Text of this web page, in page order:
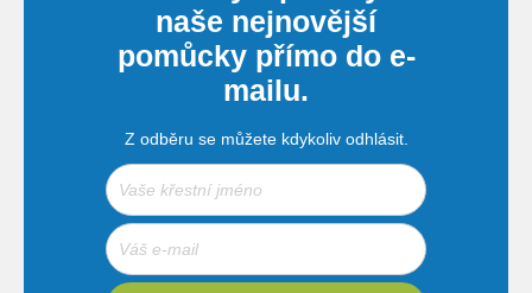
naše nejnovější
pomůcky přímo do e-
mailu.
Z odběru se můžete kdykoliv odhlásit.